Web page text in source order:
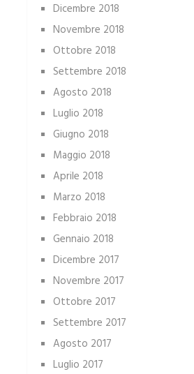
Dicembre 2018
Novembre 2018
Ottobre 2018
Settembre 2018
Agosto 2018
Luglio 2018
Giugno 2018
Maggio 2018
Aprile 2018
Marzo 2018
Febbraio 2018
Gennaio 2018
Dicembre 2017
Novembre 2017
Ottobre 2017
Settembre 2017
Agosto 2017
Luglio 2017